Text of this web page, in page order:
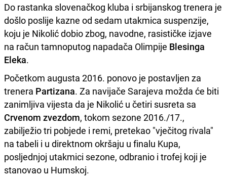
Do rastanka slovenačkog kluba i srbijanskog trenera je
došlo poslije kazne od sedam utakmica suspenzije,
koju je Nikolić dobio zbog, navodne, rasističke izjave
na račun tamnoputog napadača Olimpije Blesinga
Eleka.
Početkom augusta 2016. ponovo je postavljen za
trenera Partizana. Za navijače Sarajeva možda će biti
zanimljiva vijesta da je Nikolić u četiri susreta sa
Crvenom zvezdom, tokom sezone 2016./17.,
zabilježio tri pobjede i remi, pretekao "vječitog rivala"
na tabeli i u direktnom okršaju u finalu Kupa,
posljednjoj utakmici sezone, odbranio i trofej koji je
stanovao u Humskoj.